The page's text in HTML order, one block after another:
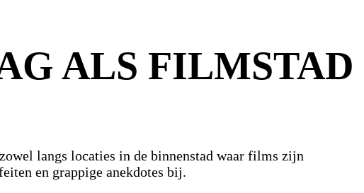
ALS FILMSTAD
langs locaties in de binnenstad waar films zijn
en grappige anekdotes bij.